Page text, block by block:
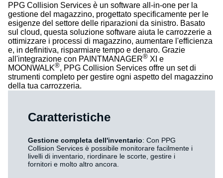
PPG Collision Services è un software all-in-one per la
gestione del magazzino, progettato specificamente per le
esigenze del settore delle riparazioni da sinistro. Basato
sul cloud, questa soluzione software aiuta le carrozzerie a
ottimizzare i processi di magazzino, aumentare l'efficienza
e, in definitiva, risparmiare tempo e denaro. Grazie
all'integrazione con PAINTMANAGER® XI e
MOONWALK®, PPG Collision Services offre un set di
strumenti completo per gestire ogni aspetto del magazzino
della tua carrozzeria.
Caratteristiche
Gestione completa dell'inventario: Con PPG
Collision Services è possibile monitorare facilmente i
livelli di inventario, riordinare le scorte, gestire i
fornitori e molto altro ancora.